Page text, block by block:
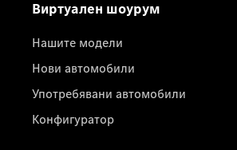
Виртуален шоурум
Нашите модели
Нови автомобили
Употребявани автомобили
Конфигуратор